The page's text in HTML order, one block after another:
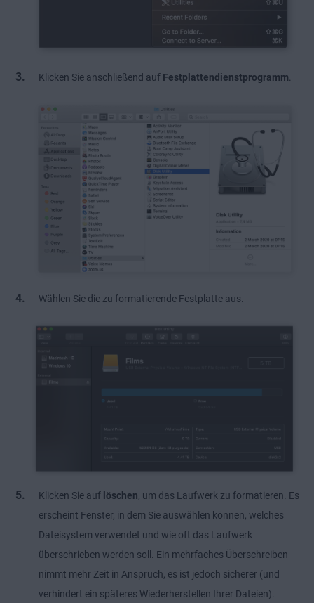
Klicken Sie anschließend auf Festplattendienstprogramm
Wählen Sie die zu formatierende Festplatte aus.
Klicken Sie auf löschen , um das Laufwerk zu formatieren. Es
erscheint Fenster, in dem Sie auswählen können, welches
Dateisystem verwendet und wie oft das Laufwerk
überschrieben werden soll. Ein mehrfaches Überschreiben
nimmt mehr Zeit in Anspruch, es ist jedoch sicherer (und
verhindert ein späteres Wiederherstellen Ihrer Dateien).